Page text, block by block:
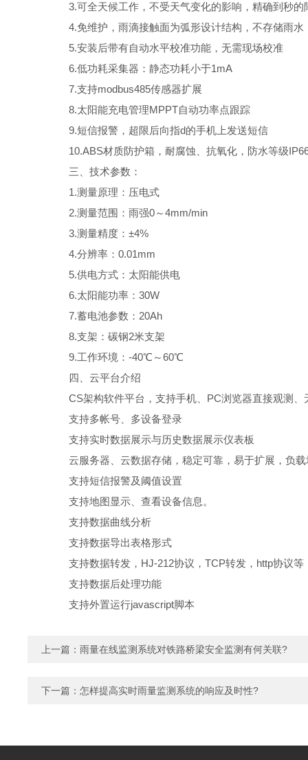
3.可全天候工作，不受天气变化的影响，精确到秒的
4.免维护，雨滴接触面为弧形设计结构，不存储雨水
5.安装后带有自动水平校准功能，无需现场校准
6.低功耗采集器：静态功耗小于1mA
7.支持modbus485传感器扩展
8.太阳能充电管理MPPT自动功率点跟踪
9.短信报警，超限后向指d的手机上发送短信
10.ABS材质防护箱，耐腐蚀、抗氧化，防水等级
三、技术参数：
1.测量原理：压电式
2.测量范围：雨强0～4mm/min
3.测量精度：±4%
4.分辨率：0.01mm
5.供电方式：太阳能供电
6.太阳能功率：30W
7.蓄电池参数：20Ah
8.支架：碳钢2米支架
9.工作环境：-40℃～60℃
四、云平台介绍
CS架构软件平台，支持手机、PC浏览器直接观测、
支持多帐号、多设备登录
支持实时数据展示与历史数据展示仪表板
云服务器、云数据存储，稳定可靠，易于扩展，负载
支持短信报警及阈值设置
支持地图显示、查看设备信息。
支持数据曲线分析
支持数据导出表格形式
支持数据转发，HJ-212协议，TCP转发，http协议等
支持数据后处理功能
支持外置运行javascript脚本
上一篇： 雨量在线监测系统对铁路桥梁安全监测有何关联?
下一篇： 怎样提高实时雨量监测系统的响应及时性?